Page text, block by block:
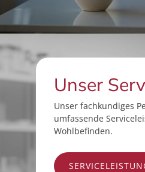
Unser
Unser fachkundiges
umfassende
Wohlbefinden.